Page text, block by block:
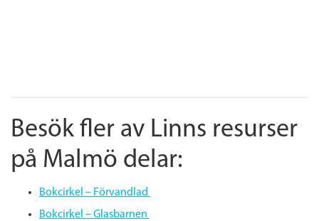
Besök fler av Linns resurser
på Malmö delar:
Bokcirkel – Förvandlad
Bokcirkel – Glasbarnen